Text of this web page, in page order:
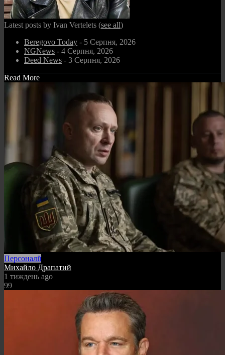
Latest posts by Ivan Vertelets (see all)
Beregovo Today - 5 Серпня, 2026
NGNews - 4 Серпня, 2026
Deed News - 3 Серпня, 2026
Read More
Персоналії
Михайло Драпатий
1 тиждень ago
99